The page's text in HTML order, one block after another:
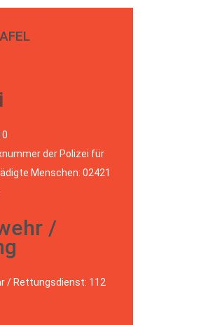
der Polizei für
Menschen: 02421
/
/ Rettungsdienst: 112